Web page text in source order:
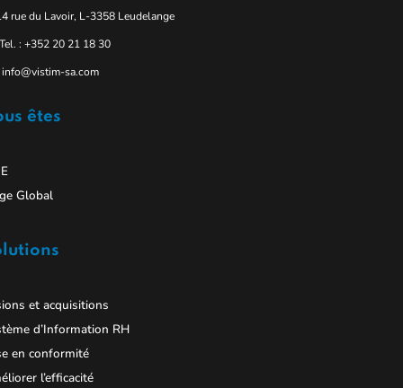
rue du Lavoir, L-3358 Leudelange
Tel. : +352 20 21 18 30
info@vistim-sa.com
êtes
Global
et acquisitions
d’Information RH
en conformité
l’efficacité